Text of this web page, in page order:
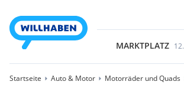
MARKTPLATZ
Startseite Auto & Motor Motorräder und Quads